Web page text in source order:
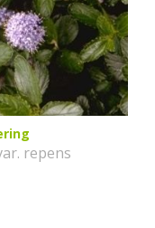
repens